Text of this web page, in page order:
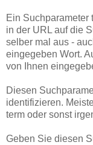
Ein Suchparameter
in der URL auf die
selber mal aus -
eingegeben Wort.
von Ihnen
Diesen
identifizieren.
term oder sonst
Geben Sie diesen